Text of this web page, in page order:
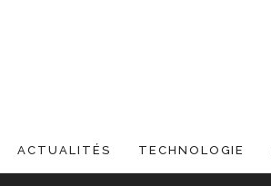
ACTUALITÉS TECHNOLOGIE